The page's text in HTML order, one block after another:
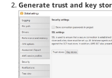
Generate trust and key